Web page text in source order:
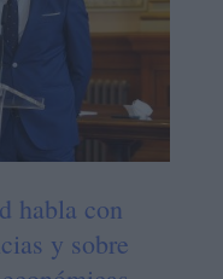
habla con
y sobre